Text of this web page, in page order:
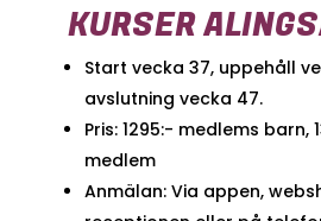
KURSER
Start vecka 37, uppehåll
avslutning vecka 47.
Pris: 1295:- medlems barn,
medlem
Anmälan: Via appen,